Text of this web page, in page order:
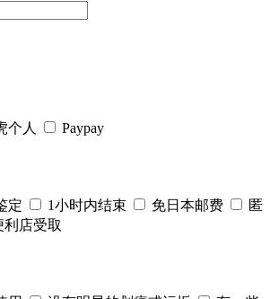
个人 Paypay
定 1小时内结束 免日本邮费
匿
利店受取